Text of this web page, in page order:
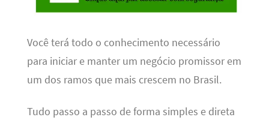
Você terá todo o conhecimento necessário
para iniciar e manter um negócio promissor em
um dos ramos que mais crescem no Brasil.
Tudo passo a passo de forma simples e direta